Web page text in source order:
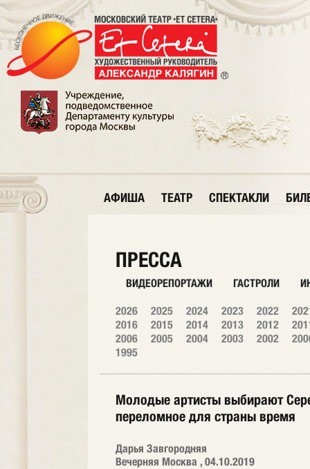
АФИША ТЕАТР СПЕКТАКЛИ
ПРЕССА
ВИДЕОРЕПОРТАЖИ ГАСТРОЛИ
2026 2025 2024 2023 2022
2016
2015 2014 2013 2012
2006
2005 2004 2003 2002
1995
Молодые артисты выбирают
переломное для страны время
Дарья Завгородняя
Вечерняя Москва , 04.10.2019